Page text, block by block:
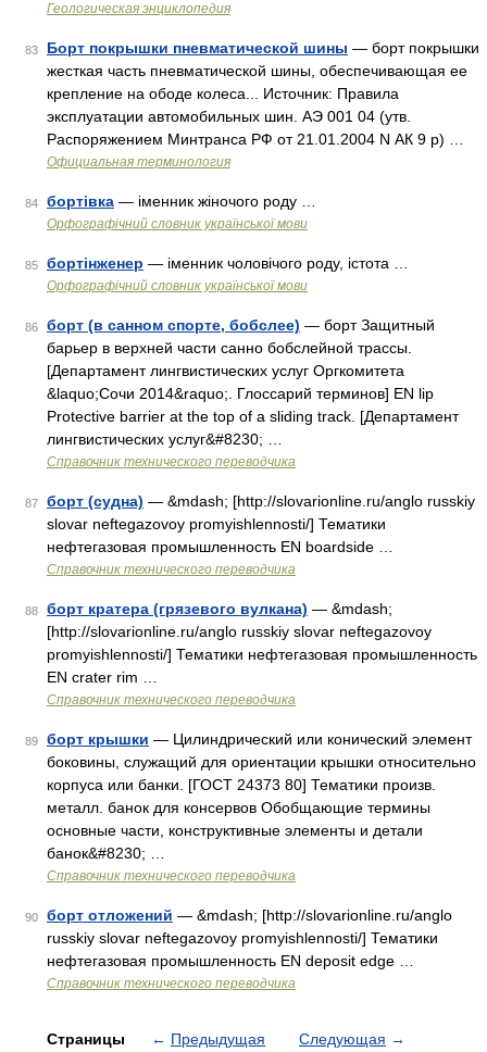
Геологическая энциклопедия
83 Борт покрышки пневматической шины — борт покрышки
жесткая часть пневматической шины, обеспечивающая ее
крепление на ободе колеса... Источник: Правила
эксплуатации автомобильных шин. АЭ 001 04 (утв.
Распоряжением Минтранса РФ от 21.01.2004 N АК 9 р) …
Официальная терминология
84 бортівка — іменник жіночого роду …
Орфографічний словник української мови
85 бортінженер — іменник чоловічого роду, істота …
Орфографічний словник української мови
86 борт (в санном спорте, бобслее) — борт Защитный
барьер в верхней части санно бобслейной трассы.
[Департамент лингвистических услуг Оргкомитета
&laquo;Сочи 2014&raquo;. Глоссарий терминов] EN lip
Protective barrier at the top of a sliding track. [Департамент
лингвистических услуг&#8230; …
Справочник технического переводчика
87 борт (судна) — &mdash; [http://slovarionline.ru/anglo russkiy
slovar neftegazovoy promyishlennosti/] Тематики
нефтегазовая промышленность EN boardside …
Справочник технического переводчика
88 борт кратера (грязевого вулкана) — &mdash;
[http://slovarionline.ru/anglo russkiy slovar neftegazovoy
promyishlennosti/] Тематики нефтегазовая промышленность
EN crater rim …
Справочник технического переводчика
89 борт крышки — Цилиндрический или конический элемент
боковины, служащий для ориентации крышки относительно
корпуса или банки. [ГОСТ 24373 80] Тематики произв.
металл. банок для консервов Обобщающие термины
основные части, конструктивные элементы и детали
банок&#8230; …
Справочник технического переводчика
90 борт отложений — &mdash; [http://slovarionline.ru/anglo
russkiy slovar neftegazovoy promyishlennosti/] Тематики
нефтегазовая промышленность EN deposit edge …
Справочник технического переводчика
Страницы ← Предыдущая Следующая →